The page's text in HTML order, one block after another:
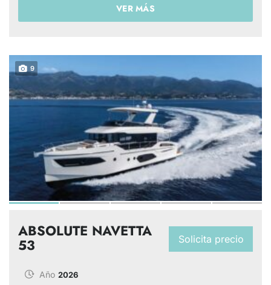
VER MÁS
9
Solicita precio
ABSOLUTE NAVETTA
53
Año 2026